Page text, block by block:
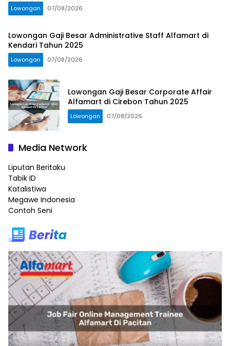
Lowongan 07/08/2026
Lowongan Gaji Besar Administrative Staff Alfamart di
Kendari Tahun 2025
Lowongan 07/08/2026
Lowongan Gaji Besar Corporate Affair
Alfamart di Cirebon Tahun 2025
Lowongan 07/08/2026
Media Network
Liputan Beritaku
Tabik ID
Katalistiwa
Megawe Indonesia
Contoh Seni